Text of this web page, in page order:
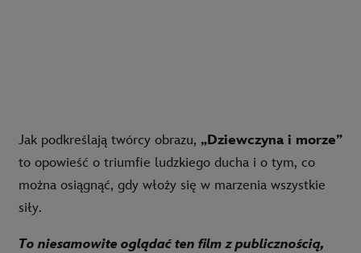
Jak podkreślają twórcy obrazu, „Dziewczyna i morze”
to opowieść o triumfie ludzkiego ducha i o tym, co
można osiągnąć, gdy włoży się w marzenia wszystkie
siły.
To niesamowite oglądać ten film z publicznością,